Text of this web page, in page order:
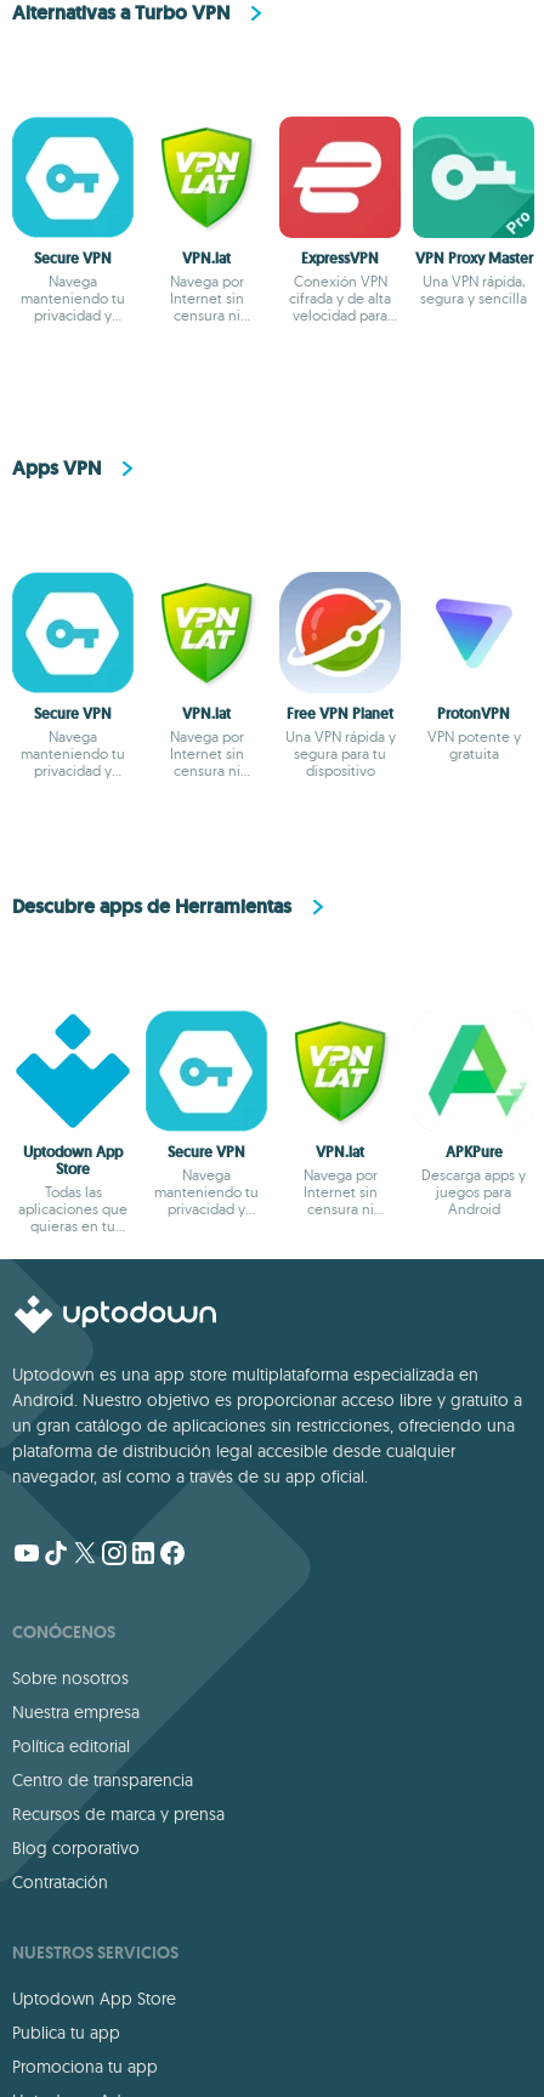
Alternativas a Turbo VPN
Secure VPN
Navega
manteniendo tu
privacidad y
VPN.lat
Navega por
Internet sin
censura ni
ExpressVPN
Conexión VPN
cifrada y de alta
velocidad para
VPN Proxy Master
Una VPN rápida,
segura y sencilla
Apps VPN
Secure VPN
Navega
manteniendo tu
privacidad y
VPN.lat
Navega por
Internet sin
censura ni
Free VPN Planet
Una VPN rápida y
segura para tu
dispositivo
ProtonVPN
VPN potente y
gratuita
Descubre apps de Herramientas
Uptodown App
Store
Todas las
aplicaciones que
quieras en tu
Secure VPN
Navega
manteniendo tu
privacidad y
VPN.lat
Navega por
Internet sin
censura ni
APKPure
Descarga apps y
juegos para
Android
Uptodown es una app store multiplataforma especializada en
Android. Nuestro objetivo es proporcionar acceso libre y gratuito a
un gran catálogo de aplicaciones sin restricciones, ofreciendo una
plataforma de distribución legal accesible desde cualquier
navegador, así como a través de su app oficial.
CONÓCENOS
Sobre nosotros
Nuestra empresa
Política editorial
Centro de transparencia
Recursos de marca y prensa
Blog corporativo
Contratación
NUESTROS SERVICIOS
Uptodown App Store
Publica tu app
Promociona tu app